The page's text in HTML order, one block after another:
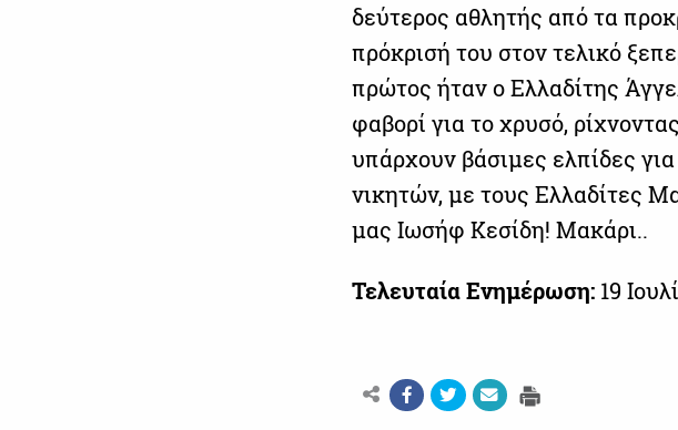
δεύτερος αθλητής από τα
πρόκρισή του στον τελικό
πρώτος ήταν ο Ελλαδίτης
φαβορί για το χρυσό,
υπάρχουν βάσιμες ελπίδες
νικητών, με τους Ελλαδίτες
μας Ιωσήφ Κεσίδη! Μακάρι..
Τελευταία Ενημέρωση: 19